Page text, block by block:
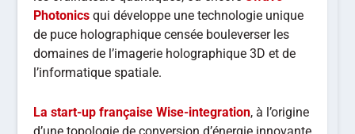
Photonics qui développe une technologie unique
de puce holographique censée bouleverser les
domaines de l’imagerie holographique 3D et de
l’informatique spatiale.
La start-up française Wise-integration, à l’origine
d’une topologie de conversion d’énergie innovante